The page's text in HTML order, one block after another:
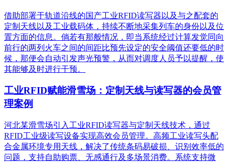
借助部署于轨道沿线的国产工业RFID读写器以及与之配套的
定制天线以及工业载码体，持续不断地采集列车的身份以及位
置方面的信息。倘若有那般情况，即当系统经过计算发觉同向
前行的两列火车之间的间距比预先设定的安全阈值还要低的时
候，那便会自动引发声光预警，从而对调度人员予以提醒，使
其能够及时进行干预。
工业RFID赋能滑雪场：定制天线与读写器的会员管
理案例
河北某滑雪场引入工业RFID读写器与定制天线技术，通过
RFID工业级读写设备实现高效会员管理。高频工业读写头配
合金属环境专用天线，解决了传统条码易破损、识别效率低的
问题，支持自助购票、无感通行及多场景消费。系统支持微